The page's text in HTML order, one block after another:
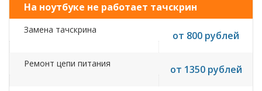
На ноутбуке не работает тачскрин
Замена тачскрина от 800 рублей
Ремонт цепи питания от 1350 рублей